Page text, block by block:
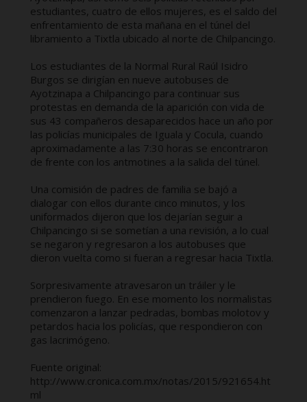
estudiantes, cuatro de ellos mujeres, es el saldo del
enfrentamiento de esta mañana en el túnel del
libramiento a Tixtla ubicado al norte de Chilpancingo.
Los estudiantes de la Normal Rural Raúl Isidro
Burgos se dirigían en nueve autobuses de
Ayotzinapa a Chilpancingo para continuar sus
protestas en demanda de la aparición con vida de
sus 43 compañeros desaparecidos hace un año por
las policías municipales de Iguala y Cocula, cuando
aproximadamente a las 7:30 horas se encontraron
de frente con los antmotines a la salida del túnel.
Una comisión de padres de familia se bajó a
dialogar con ellos durante cinco minutos, y los
uniformados dijeron que los dejarían seguir a
Chilpancingo si se sometían a una revisión, a lo cual
se negaron y regresaron a los autobuses que
dieron vuelta como si fueran a regresar hacia Tixtla.
Sorpresivamente atravesaron un tráiler y le
prendieron fuego. En ese momento los normalistas
comenzaron a lanzar pedradas, bombas molotov y
petardos hacia los policías, que respondieron con
gas lacrimógeno.
Fuente original:
http://www.cronica.com.mx/notas/2015/921654.ht
ml